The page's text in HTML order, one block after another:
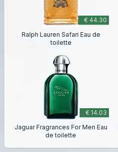
€ 44.30
Ralph Lauren Safari Eau de
toilette
€ 14.03
Jaguar Fragrances For Men Eau
de toilette